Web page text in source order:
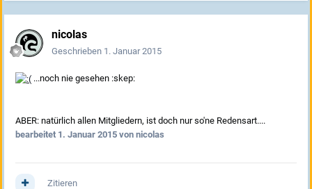
nicolas
Geschrieben 1. Januar 2015
...noch nie gesehen :skep:
ABER: natürlich allen Mitgliedern, ist doch nur so'ne Redensart....
bearbeitet 1. Januar 2015 von nicolas
Zitieren